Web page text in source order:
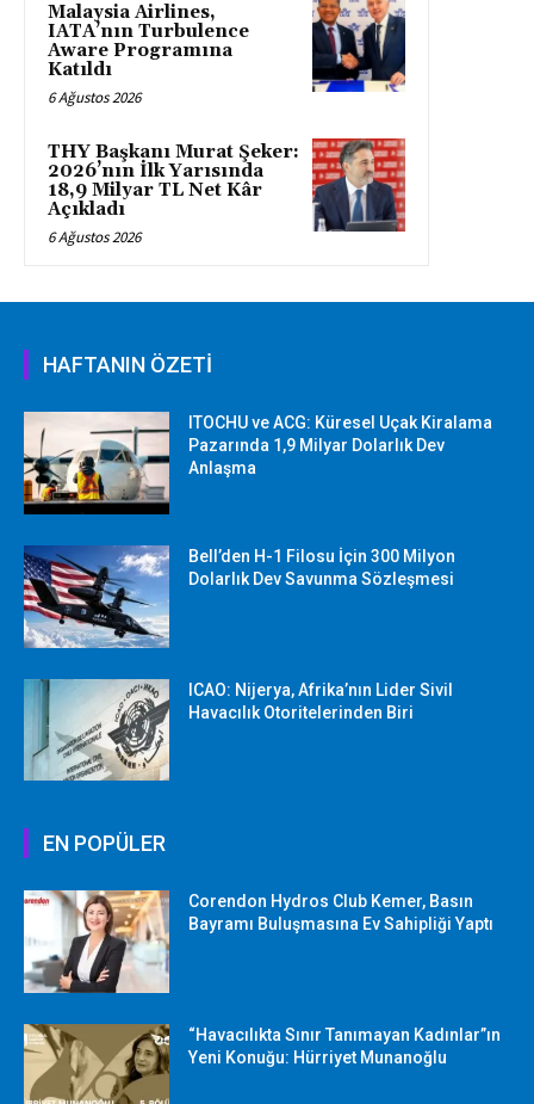
Malaysia Airlines,
IATA’nın Turbulence
Aware Programına
Katıldı
6 Ağustos 2026
THY Başkanı Murat Şeker:
2026’nın İlk Yarısında
18,9 Milyar TL Net Kâr
Açıkladı
6 Ağustos 2026
HAFTANIN ÖZETİ
ITOCHU ve ACG: Küresel Uçak Kiralama
Pazarında 1,9 Milyar Dolarlık Dev
Anlaşma
Bell’den H-1 Filosu İçin 300 Milyon
Dolarlık Dev Savunma Sözleşmesi
ICAO: Nijerya, Afrika’nın Lider Sivil
Havacılık Otoritelerinden Biri
EN POPÜLER
Corendon Hydros Club Kemer, Basın
Bayramı Buluşmasına Ev Sahipliği Yaptı
“Havacılıkta Sınır Tanımayan Kadınlar”ın
Yeni Konuğu: Hürriyet Munanoğlu